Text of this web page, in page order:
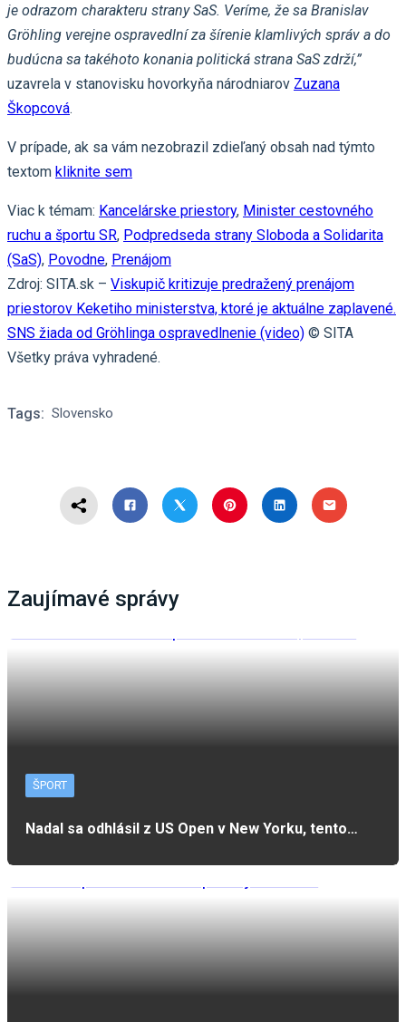
je odrazom charakteru strany SaS. Veríme, že sa Branislav
Gröhling verejne ospravedlní za šírenie klamlivých správ a do
budúcna sa takéhoto konania politická strana SaS zdrží,”
uzavrela v stanovisku hovorkyňa národniarov Zuzana
Škopcová.
V prípade, ak sa vám nezobrazil zdieľaný obsah nad týmto
textom kliknite sem
Viac k témam: Kancelárske priestory, Minister cestovného
ruchu a športu SR, Podpredseda strany Sloboda a Solidarita
(SaS), Povodne, Prenájom
Zdroj: SITA.sk – Viskupič kritizuje predražený prenájom
priestorov Keketiho ministerstva, ktoré je aktuálne zaplavené.
SNS žiada od Gröhlinga ospravedlnenie (video) © SITA
Všetky práva vyhradené.
Tags: Slovensko
Zaujímavé správy
ŠPORT
Nadal sa odhlásil z US Open v New Yorku, tento…